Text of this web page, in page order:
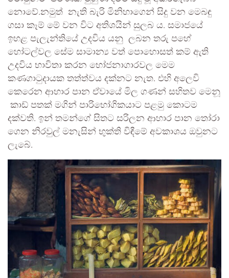
නොවේ.නමුත් නැති බැරි මිනිහාගෙන් සිදු වන මෙබඳු
ගසා කෑම් මේ වන විට අතිශයින් සුලබ ය. සමාජයේ
ඉහළ පැලැන්තියේ උදවිය යනු ලබන තරු පහේ
හෝටල්වල සේම සාමාන්‍ය වත් පොහොසත් කම් ඇති
උදවිය භාවිතා කරන භෝජනාගාරවල මෙම
කණගාටුදායක තත්ත්වය දක්නට නැත. එහි අලෙවි
කෙරෙන ආහාර පාන ඒවායේ මිල ගණන් සහිතව මෙනූ
කාඩ් පතක් මගින් පාරිභෝගිකයාට පළමු කොටම
දක්වති. ඉන් තමන්ගේ සිතට සරිලන ආහාර පාන තෝරා
ගෙන නිරවුල් මනැසින් භුක්ති විඳීමේ අවකාශය ඔවුනට
ලැබේ.